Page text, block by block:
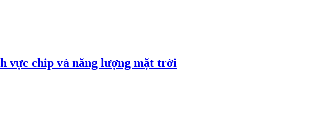
vực chip và năng lượng mặt trời